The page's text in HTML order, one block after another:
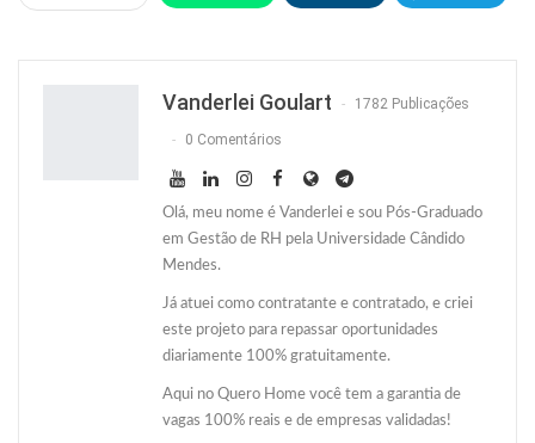
Vanderlei Goulart 1782 Publicações
0 Comentários
Olá, meu nome é Vanderlei e sou Pós-Graduado
em Gestão de RH pela Universidade Cândido
Mendes.
Já atuei como contratante e contratado, e criei
este projeto para repassar oportunidades
diariamente 100% gratuitamente.
Aqui no Quero Home você tem a garantia de
vagas 100% reais e de empresas validadas!